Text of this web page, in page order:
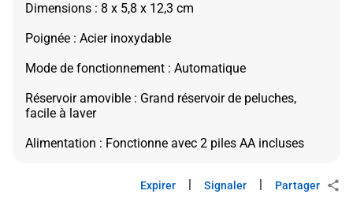
Dimensions : 8 x 5,8 x 12,3 cm
Poignée : Acier inoxydable
Mode de fonctionnement : Automatique
Réservoir amovible : Grand réservoir de peluches,
facile à laver
Expirer Signaler Partager